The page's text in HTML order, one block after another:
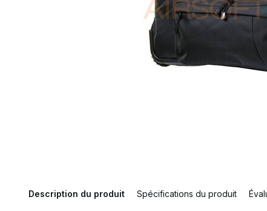
Description du produit Spécifications du produit